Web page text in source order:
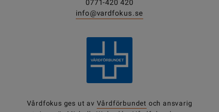
0771-420 420
info@vardfokus.se
Vårdfokus ges ut av Vårdförbundet och ansvarig